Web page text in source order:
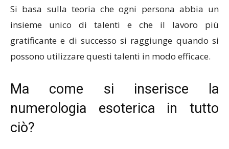
Si basa sulla teoria che ogni persona abbia un
insieme unico di talenti e che il lavoro più
gratificante e di successo si raggiunge quando si
possono utilizzare questi talenti in modo efficace.
Ma come si inserisce la
numerologia esoterica in tutto
ciò?